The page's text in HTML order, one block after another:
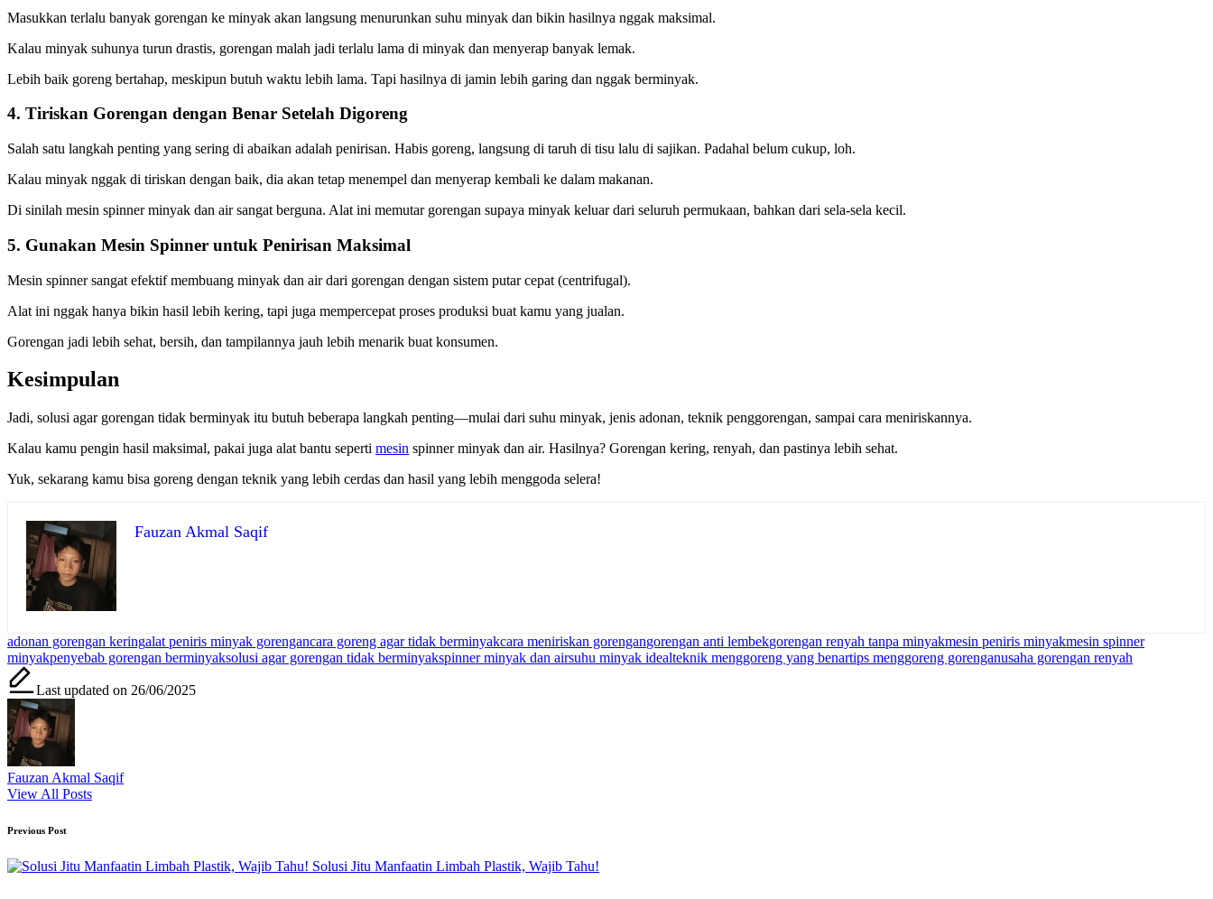
Masukkan terlalu banyak gorengan ke minyak akan langsung menurunkan suhu minyak dan bikin hasilnya nggak maksimal.
Kalau minyak suhunya turun drastis, gorengan malah jadi terlalu lama di minyak dan menyerap banyak lemak.
Lebih baik goreng bertahap, meskipun butuh waktu lebih lama. Tapi hasilnya di jamin lebih garing dan nggak berminyak.
4. Tiriskan Gorengan dengan Benar Setelah Digoreng
Salah satu langkah penting yang sering di abaikan adalah penirisan. Habis goreng, langsung di taruh di tisu lalu di sajikan. Padahal belum cukup, loh.
Kalau minyak nggak di tiriskan dengan baik, dia akan tetap menempel dan menyerap kembali ke dalam makanan.
Di sinilah mesin spinner minyak dan air sangat berguna. Alat ini memutar gorengan supaya minyak keluar dari seluruh permukaan, bahkan dari sela-sela kecil.
5. Gunakan Mesin Spinner untuk Penirisan Maksimal
Mesin spinner sangat efektif membuang minyak dan air dari gorengan dengan sistem putar cepat (centrifugal).
Alat ini nggak hanya bikin hasil lebih kering, tapi juga mempercepat proses produksi buat kamu yang jualan.
Gorengan jadi lebih sehat, bersih, dan tampilannya jauh lebih menarik buat konsumen.
Kesimpulan
Jadi, solusi agar gorengan tidak berminyak itu butuh beberapa langkah penting—mulai dari suhu minyak, jenis adonan, teknik penggorengan, sampai cara meniriskannya.
Kalau kamu pengin hasil maksimal, pakai juga alat bantu seperti mesin spinner minyak dan air. Hasilnya? Gorengan kering, renyah, dan pastinya lebih sehat.
Yuk, sekarang kamu bisa goreng dengan teknik yang lebih cerdas dan hasil yang lebih menggoda selera!
Fauzan Akmal Saqif
Tags:
adonan gorengan keringalat peniris minyak gorengancara goreng agar tidak berminyakcara meniriskan gorengangorengan anti lembekgorengan renyah tanpa minyakmesin peniris minyakmesin spinner
minyakpenyebab gorengan berminyaksolusi agar gorengan tidak berminyakspinner minyak dan airsuhu minyak idealteknik menggoreng yang benartips menggoreng gorenganusaha gorengan renyah
Last updated on 26/06/2025
Fauzan Akmal Saqif
View All Posts
Post
navigation
Previous Post
Solusi Jitu Manfaatin Limbah Plastik, Wajib Tahu!